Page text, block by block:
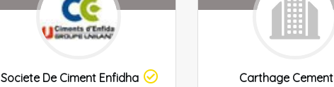
Societe De Ciment Enfidha Carthage Cement